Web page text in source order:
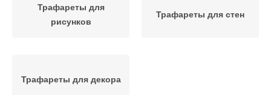
Трафареты для
рисунков
Трафареты для стен
Трафареты для декора